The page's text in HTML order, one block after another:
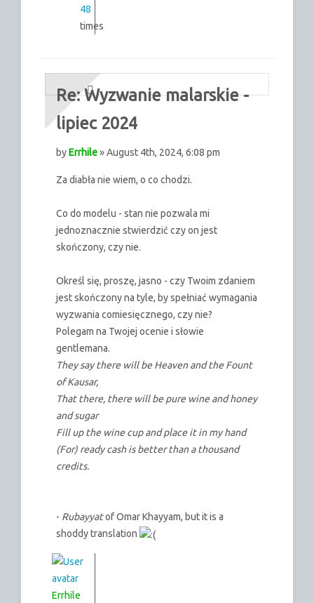
48
times
Re: Wyzwanie malarskie -
lipiec 2024
byErrhile» August 4th, 2024, 6:08 pm
Za diabła nie wiem, o co chodzi.
Co do modelu - stan nie pozwala mi
jednoznacznie stwierdzić czy on jest
skończony, czy nie.
Określ się, proszę, jasno - czy Twoim zdaniem
jest skończony na tyle, by spełniać wymagania
wyzwania comiesięcznego, czy nie?
Polegam na Twojej ocenie i słowie
gentlemana.
They say there will be Heaven and the Fount
of Kausar,
That there, there will be pure wine and honey
and sugar
Fill up the wine cup and place it in my hand
(For) ready cash is better than a thousand
credits.
- Rubayyatof Omar Khayyam, but it is a
shoddy translation
Errhile